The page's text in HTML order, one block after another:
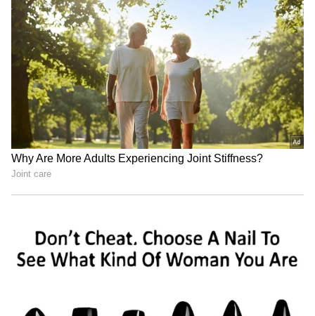
ಕೋಟಿ ರೂಪಾಯಿ ಗಳಿಸಿದೆ. ಧರ್ಮೇಂದ್ರ ಕೂಡ ತಮ್ಮ
ಮಗನ ಚಿತ್ರದ ಭಾರೀ ಯಶಸ್ಸನ್ನು ಇನ್‌ಸ್ಟಾಗ್ರಾಮ್ ಪೋಸ್ಟ್
ಮೂಲಕ ಆಚರಿಸಿದ್ದರು. 'ಸ್ನೇಹಿತರೇ, ನಿಮ್ಮ ಪ್ರೀತಿಯ
ಪ್ರತಿಕ್ರಿಯೆಗಾಗಿ ನಿಮ್ಮೆಲ್ಲರನ್ನೂ ಪ್ರೀತಿಸುತ್ತೇನೆ. ನಿಮ್ಮೆಲ್ಲರ
ಆಶೀರ್ವಾದ ಮತ್ತು ಶುಭ ಹಾರೈಕೆಗಳಿಂದ ಚಿತ್ರ
ಬ್ಲಾಕ್‌ಬಸ್ಟರ್ ಎಂದು ಸಾಬೀತಾಗಿದೆ ಎಂದು ಧರ್ಮೇಂದ್ರ
ತಿಳಿಸಿದ್ದರು.
Shetty speech | Suvarna News
ಶೇ.50 ರಿಂದ ಶೇ.18 ಕ್ಕೆ TAX ಇಳಿಕೆ: ಮೋದಿ-
ಟ್ರಂಪ್ ಐತಿಹಾಸಿಕ ಒಪ್ಪಂದ | India US
Trade Deal | Party Rounds